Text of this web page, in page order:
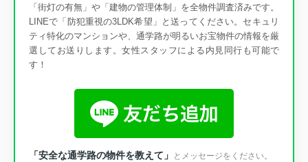
「街灯の有無」や「建物の管理体制」を全物件調査済みです。
LINEで「防犯重視の3LDK希望」と送ってください。セキュリ
ティ特化のマンションや、通学路が明るいお宝物件の情報を厳
選してお送りします。女性スタッフによる内見同行も可能で
す！
「安全な通学路の物件を教えて」
とメッセージをください。